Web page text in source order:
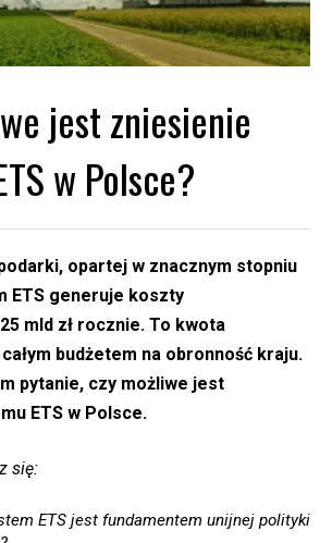
jest zniesienie
w Polsce?
opartej w znacznym stopniu
ETS generuje koszty
mld zł rocznie. To kwota
budżetem na obronność kraju.
pytanie, czy możliwe jest
ETS w Polsce.
się:
ETS jest fundamentem unijnej polityki